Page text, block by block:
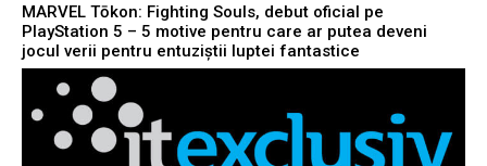
MARVEL Tōkon: Fighting Souls, debut oficial pe
PlayStation 5 – 5 motive pentru care ar putea deveni
jocul verii pentru entuziștii luptei fantastice